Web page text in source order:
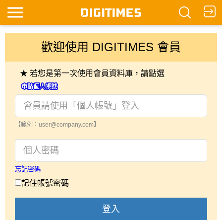
歡迎使用 DIGITIMES 會員
★ 若您是第一次使用會員資料庫，請點選
【範例：user@company.com】
忘記密碼
記住帳號密碼
登入